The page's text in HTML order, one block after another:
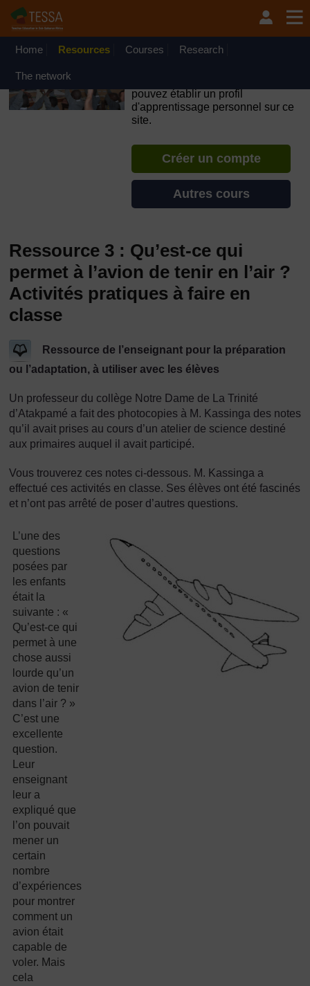
Passer au contenu principal
OpenLearn Create will be unavailable on Wednesday 12
August 2026 from 8am to 10.30am (GMT) due to routine
Home Resources Courses Research
The network
pouvez établir un profil
d'apprentissage personnel sur ce
site.
Créer un compte
Autres cours
Ressource 3 : Qu’est-ce qui
permet à l’avion de tenir en l’air ?
Activités pratiques à faire en
classe
Ressource de l’enseignant pour la préparation
ou l’adaptation, à utiliser avec les élèves
Un professeur du collège Notre Dame de La Trinité
d’Atakpamé a fait des photocopies à M. Kassinga des notes
qu’il avait prises au cours d’un atelier de science destiné
aux primaires auquel il avait participé.
Vous trouverez ces notes ci-dessous. M. Kassinga a
effectué ces activités en classe. Ses élèves ont été fascinés
et n’ont pas arrêté de poser d’autres questions.
L’une des
questions
posées par
les enfants
était la
suivante : «
Qu’est-ce qui
permet à une
chose aussi
lourde qu’un
avion de tenir
dans l’air ? »
C’est une
excellente
question.
Leur
enseignant
leur a
expliqué que
l’on pouvait
mener un
certain
nombre
d’expériences
pour montrer
comment un
avion était
capable de
voler. Mais
cela